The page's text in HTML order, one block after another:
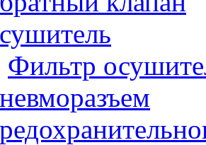
Фильтр